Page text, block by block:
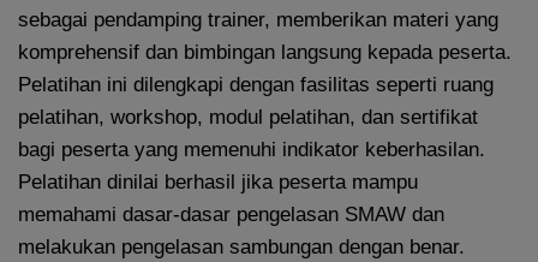
sebagai pendamping trainer, memberikan materi yang
komprehensif dan bimbingan langsung kepada peserta.
Pelatihan ini dilengkapi dengan fasilitas seperti ruang
pelatihan, workshop, modul pelatihan, dan sertifikat
bagi peserta yang memenuhi indikator keberhasilan.
Pelatihan dinilai berhasil jika peserta mampu
memahami dasar-dasar pengelasan SMAW dan
melakukan pengelasan sambungan dengan benar.